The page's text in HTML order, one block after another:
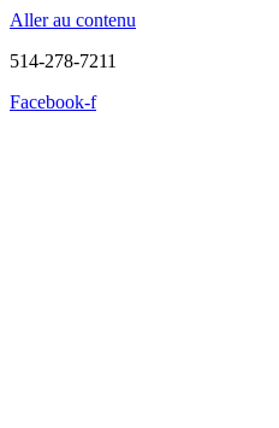
Aller au contenu
514-278-7211
Facebook-f